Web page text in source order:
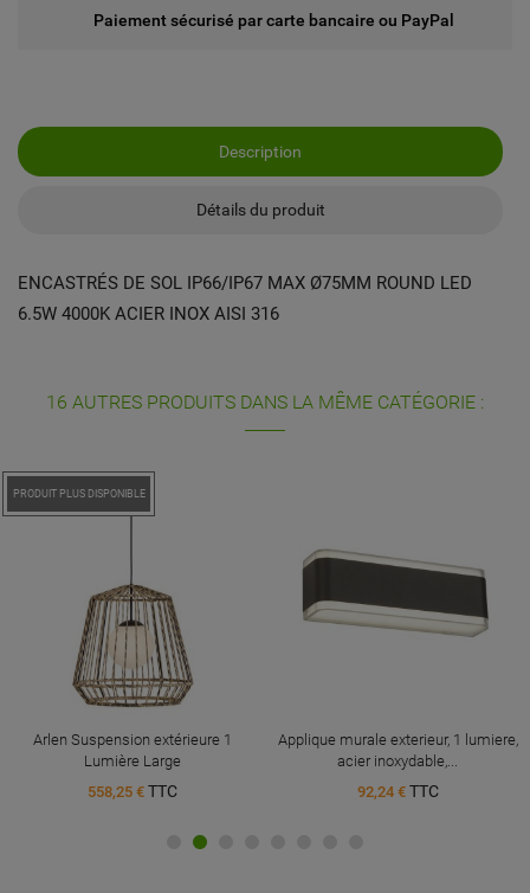
Paiement sécurisé par carte bancaire ou PayPal
Description
Détails du produit
ENCASTRÉS DE SOL IP66/IP67 MAX Ø75MM ROUND LED
6.5W 4000K ACIER INOX AISI 316
16 AUTRES PRODUITS DANS LA MÊME CATÉGORIE :
PROMO !
PRODUIT PLUS DISPONIBLE
Arlen Suspension extérieure 1
Lumière Large
558,25 € TTC
Applique murale exterieur, 1 lumiere,
acier inoxydable,...
92,24 € TTC